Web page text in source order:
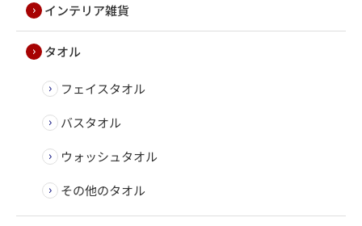
インテリア雑貨
タオル
フェイスタオル
バスタオル
ウォッシュタオル
その他のタオル